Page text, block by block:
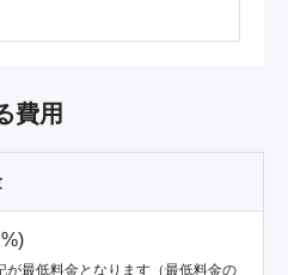
費用
が最低料金となります（最低料金の